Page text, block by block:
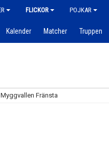
FLICKOR POJKAR
Kalender Matcher Truppen
Myggvallen Fränsta